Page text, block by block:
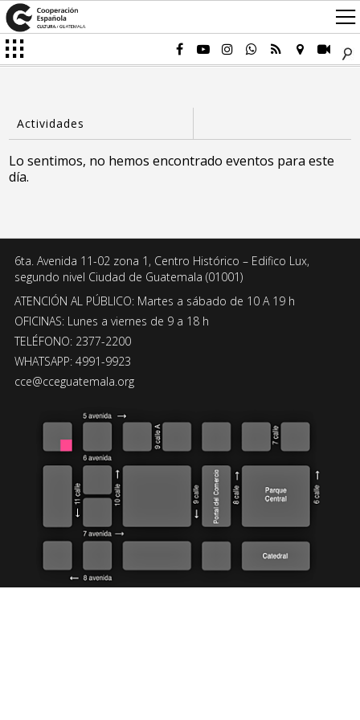
Lo sentimos, no hemos encontrado eventos para este
día.
6ta. Avenida 11-02 zona 1, Centro Histórico – Edifico Lux,
segundo nivel Ciudad de Guatemala (01001)
ATENCIÓN AL PÚBLICO: Martes a sábado de 10 A 19 h
OFICINAS: Lunes a viernes de 9 a 18 h
TELÉFONO: 2377-2200
WHATSAPP: 4991-9923
cce@cceguatemala.org